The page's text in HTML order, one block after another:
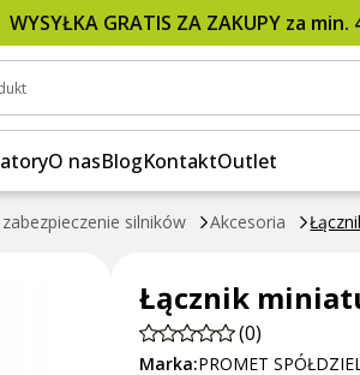
WYSYŁKA GRATIS ZA ZAKUPY za min.
O nasBlogKontaktOutlet
silników Akcesoria
Łącznik
(0)
Marka:PROMET